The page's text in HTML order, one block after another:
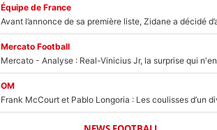
Équipe de France
Mercato Football
OM